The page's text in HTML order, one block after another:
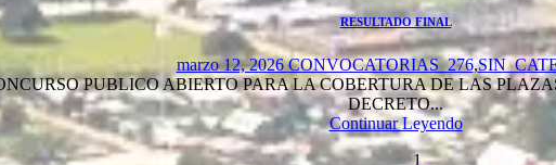
RESULTADO FINAL
marzo 12, 2026CONVOCATORIAS_276,
PUBLICO ABIERTO PARA LA COBERTURA DE LAS
DECREТО...
Continuar Leyendo
1